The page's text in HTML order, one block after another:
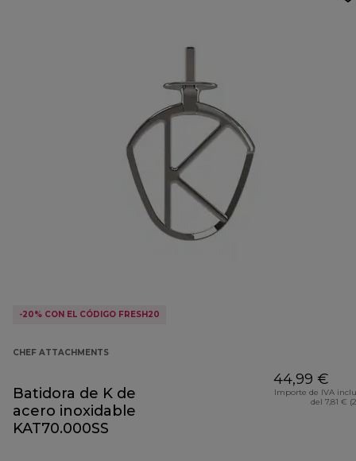
-20% CON EL CÓDIGO FRESH20
CHEF ATTACHMENTS
Batidora de K de
acero inoxidable
KAT70.000SS
44,99 €
Importe de IVA
del 7,81 €